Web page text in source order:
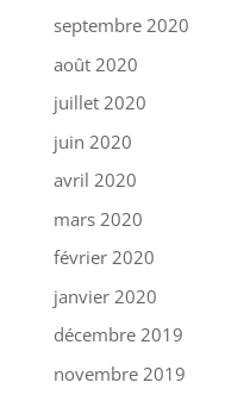
septembre 2020
août 2020
juillet 2020
juin 2020
avril 2020
mars 2020
février 2020
janvier 2020
décembre 2019
novembre 2019